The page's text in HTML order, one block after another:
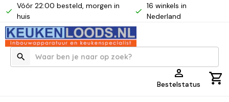
Vóór 22:00 besteld, morgen in
huis
16 winkels in
Nederland
Bestelstatus